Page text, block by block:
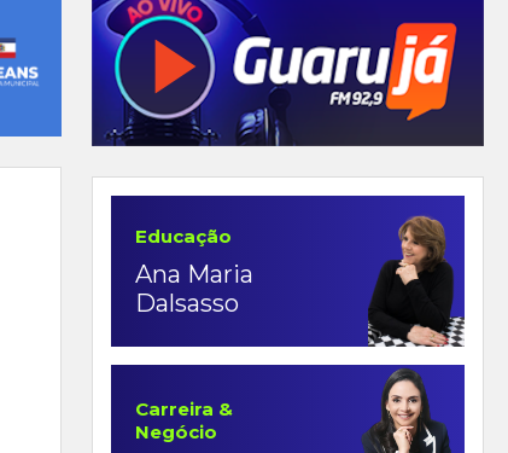
Educação
Ana Maria
Dalsasso
Carreira &
Negócio